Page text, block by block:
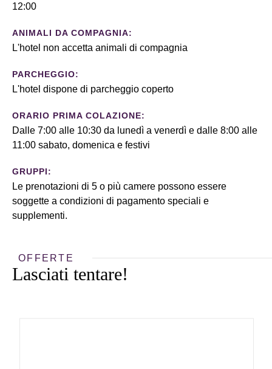
12:00
ANIMALI DA COMPAGNIA:
L'hotel non accetta animali di compagnia
PARCHEGGIO:
L'hotel dispone di parcheggio coperto
ORARIO PRIMA COLAZIONE:
Dalle 7:00 alle 10:30 da lunedì a venerdì e dalle 8:00 alle
11:00 sabato, domenica e festivi
GRUPPI:
Le prenotazioni di 5 o più camere possono essere
soggette a condizioni di pagamento speciali e
supplementi.
OFFERTE
Lasciati tentare!